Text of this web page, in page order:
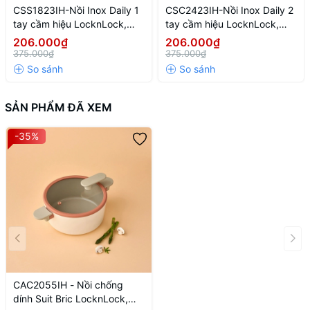
ngại về việc thức ăn bị cháy hay bám dính vào mặt nồi. Ngoài ra,
lớp chống dính này cũng rất bền bỉ, ít bị trầy xước khi sử dụng với
dụng cụ nấu ăn thông thường.
CSS1823IH-Nồi Inox Daily 1
tay cầm hiệu LocknLock,
kích thước 18cm-NTL-CN-6-
STS-Single-DAILY
206.000₫
375.000₫
CSC2423IH-Nồi Inox Daily 2
tay cầm hiệu LocknLock,
kích thước 24cm-NTL-CN-
6-STS-Single-DAILY
206.000₫
375.000₫
SẢN PHẨM ĐÃ XEM
-35%
CAC2055IH - Nồi chống
dính Suit Bric LocknLock,